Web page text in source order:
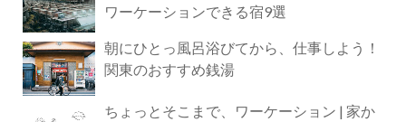
ワーケーションできる宿9選
朝にひとっ風呂浴びてから、仕事しよう！
関東のおすすめ銭湯
ちょっとそこまで、ワーケーション | 家か